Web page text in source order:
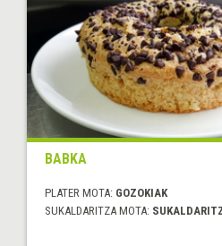
BABKA
PLATER MOTA: GOZOKIAK
SUKALDARITZA MOTA: